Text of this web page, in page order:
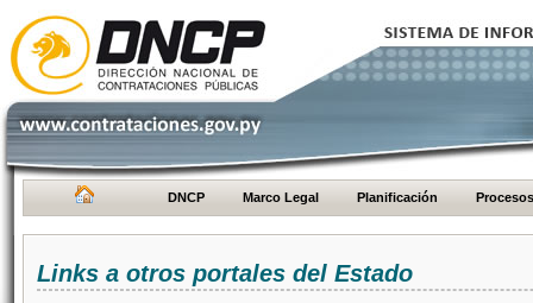
DNCP Marco Legal Planificación Procesos
Links a otros portales del Estado